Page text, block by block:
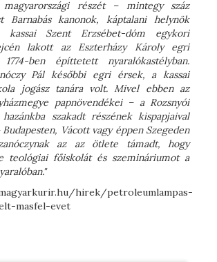
magyarországi részét – mintegy száz
Barnabás kanonok, káptalani helynök
kassai Szent Erzsébet-dóm egykori
lakott az Eszterházy Károly egri
ben építtetett nyaralókastélyban.
Pál későbbi egri érsek, a kassai
jogász tanára volt. Mivel ebben az
papnövendékei – a Rozsnyói
hazánkba szakadt részének kispapjaival
Vácott vagy éppen Szegeden
az az ötlete támadt, hogy
teológiai főiskolát és szemináriumot a
hirek/petroleumlampas-
masfel-evet